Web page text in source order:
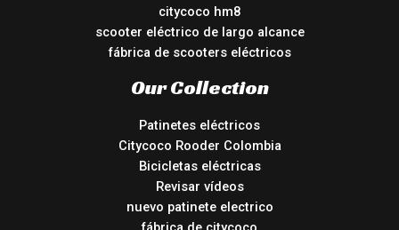
citycoco hm8
scooter eléctrico de largo alcance
fábrica de scooters eléctricos
Our Collection
Patinetes eléctricos
Citycoco Rooder Colombia
Bicicletas eléctricas
Revisar vídeos
nuevo patinete electrico